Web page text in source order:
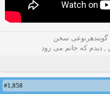
گویندهرنوعی سخن
دیدم که جانم می رود
#1,858